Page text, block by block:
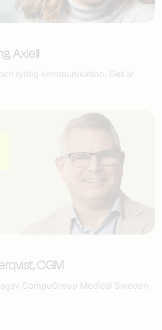
Axiell
tydlig kommunikation. Det är
CGM
CompuGroup Medical Sweden